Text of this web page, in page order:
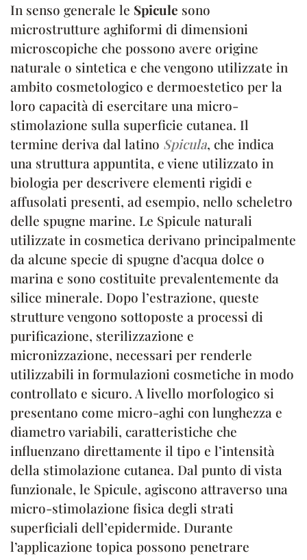
In senso generale le Spicule sono
microstrutture aghiformi di dimensioni
microscopiche che possono avere origine
naturale o sintetica e che vengono utilizzate in
ambito cosmetologico e dermoestetico per la
loro capacità di esercitare una micro-
stimolazione sulla superficie cutanea. Il
termine deriva dal latino Spicula, che indica
una struttura appuntita, e viene utilizzato in
biologia per descrivere elementi rigidi e
affusolati presenti, ad esempio, nello scheletro
delle spugne marine. Le Spicule naturali
utilizzate in cosmetica derivano principalmente
da alcune specie di spugne d’acqua dolce o
marina e sono costituite prevalentemente da
silice minerale. Dopo l’estrazione, queste
strutture vengono sottoposte a processi di
purificazione, sterilizzazione e
micronizzazione, necessari per renderle
utilizzabili in formulazioni cosmetiche in modo
controllato e sicuro. A livello morfologico si
presentano come micro-aghi con lunghezza e
diametro variabili, caratteristiche che
influenzano direttamente il tipo e l’intensità
della stimolazione cutanea. Dal punto di vista
funzionale, le Spicule, agiscono attraverso una
micro-stimolazione fisica degli strati
superficiali dell’epidermide. Durante
l’applicazione topica possono penetrare